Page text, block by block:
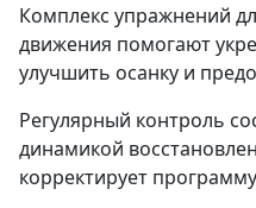
Комплекс упражнений
движения помогают
улучшить осанку и
Регулярный контроль
динамикой
корректирует